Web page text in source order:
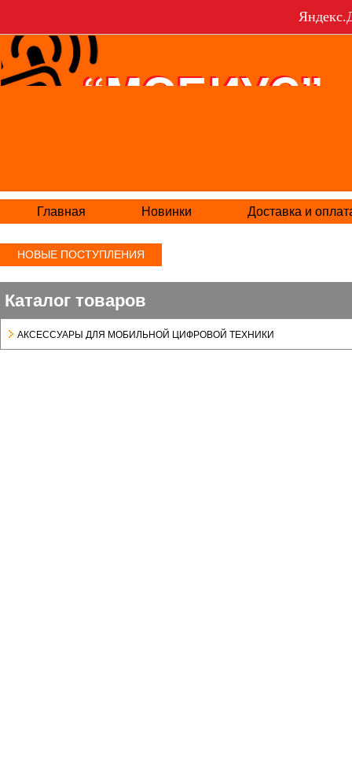
Главная Новинки Доставка и
НОВЫЕ ПОСТУПЛЕНИЯ
Каталог товаров
АКСЕСCУАРЫ ДЛЯ МОБИЛЬНОЙ ЦИФРОВОЙ ТЕХНИКИ